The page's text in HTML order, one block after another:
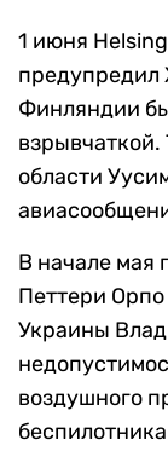
1 июня
предупредил
Финляндии
взрывчаткой.
области
В начале
Петтери
Украины
воздушного